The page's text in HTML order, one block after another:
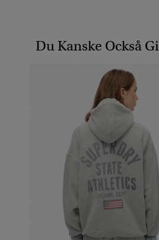
Du Kanske Också